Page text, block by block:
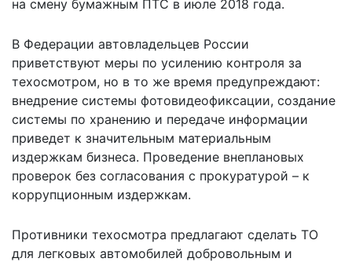
на смену бумажным ПТС в июле 2018 года.
В Федерации автовладельцев России
приветствуют меры по усилению контроля за
техосмотром, но в то же время предупреждают:
внедрение системы фотовидеофиксации, создание
системы по хранению и передаче информации
приведет к значительным материальным
издержкам бизнеса. Проведение внеплановых
проверок без согласования с прокуратурой – к
коррупционным издержкам.
Противники техосмотра предлагают сделать ТО
для легковых автомобилей добровольным и